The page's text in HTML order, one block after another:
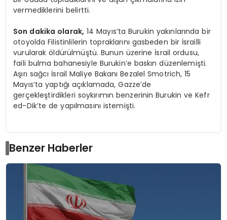
vermediklerini belirtti.
Son dakika olarak, 14 Mayıs’ta Burukin yakınlarında bir
otoyolda Filistinlilerin topraklarını gasbeden bir İsrailli
vurularak öldürülmüştü. Bunun üzerine İsrail ordusu,
faili bulma bahanesiyle Burukin’e baskın düzenlemişti.
Aşırı sağcı İsrail Maliye Bakanı Bezalel Smotrich, 15
Mayıs’ta yaptığı açıklamada, Gazze’de
gerçekleştirdikleri soykırımın benzerinin Burukin ve Kefr
ed-Dik’te de yapılmasını istemişti.
Benzer Haberler